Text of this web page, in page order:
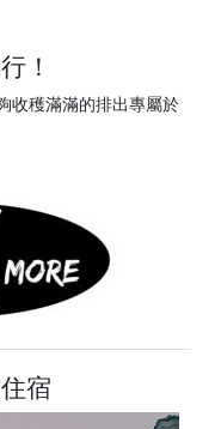
！
收穫滿滿的排出專屬於
宿